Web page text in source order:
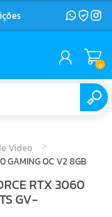
0
Video
GAMING OC V2 8GB
RTX 3060
GV-